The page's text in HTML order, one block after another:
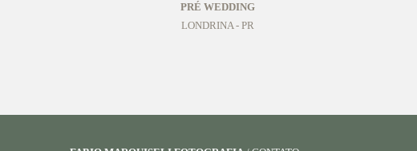
PRÉ WEDDING
LONDRINA - PR